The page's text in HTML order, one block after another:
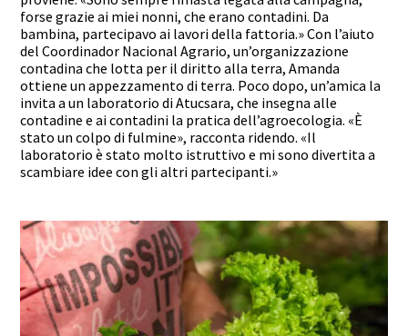
forse grazie ai miei nonni, che erano contadini. Da
bambina, partecipavo ai lavori della fattoria.» Con l’aiuto
del Coordinador Nacional Agrario, un’organizzazione
contadina che lotta per il diritto alla terra, Amanda
ottiene un appezzamento di terra. Poco dopo, un’amica la
invita a un laboratorio di Atucsara, che insegna alle
contadine e ai contadini la pratica dell’agroecologia. «È
stato un colpo di fulmine», racconta ridendo. «Il
laboratorio è stato molto istruttivo e mi sono divertita a
scambiare idee con gli altri partecipanti.»